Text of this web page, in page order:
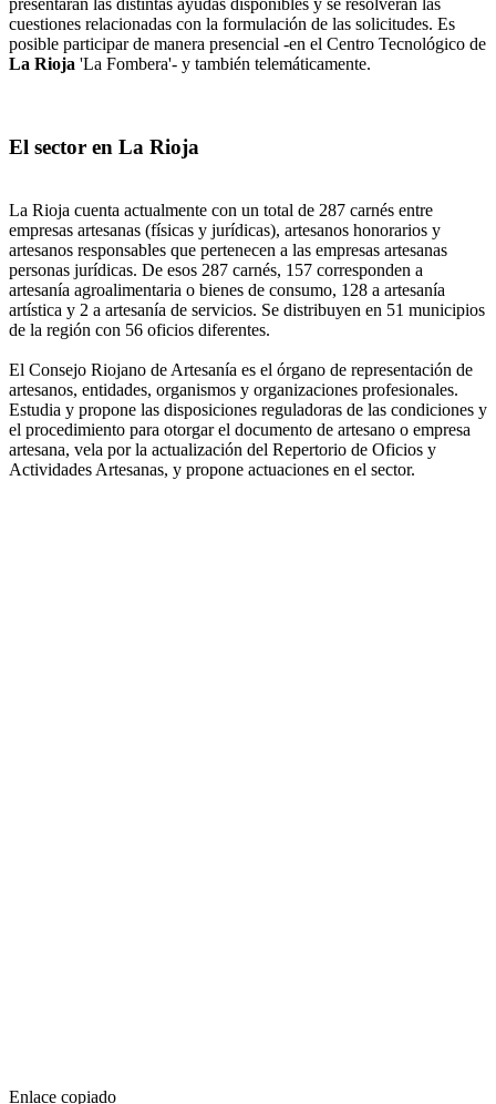
presentarán las distintas ayudas disponibles y se resolverán las
cuestiones relacionadas con la formulación de las solicitudes. Es
posible participar de manera presencial -en el Centro Tecnológico de
La Rioja 'La Fombera'- y también telemáticamente.
El sector en La Rioja
La Rioja cuenta actualmente con un total de 287 carnés entre
empresas artesanas (físicas y jurídicas), artesanos honorarios y
artesanos responsables que pertenecen a las empresas artesanas
personas jurídicas. De esos 287 carnés, 157 corresponden a
artesanía agroalimentaria o bienes de consumo, 128 a artesanía
artística y 2 a artesanía de servicios. Se distribuyen en 51 municipios
de la región con 56 oficios diferentes.
El Consejo Riojano de Artesanía es el órgano de representación de
artesanos, entidades, organismos y organizaciones profesionales.
Estudia y propone las disposiciones reguladoras de las condiciones y
el procedimiento para otorgar el documento de artesano o empresa
artesana, vela por la actualización del Repertorio de Oficios y
Actividades Artesanas, y propone actuaciones en el sector.
Enlace copiado